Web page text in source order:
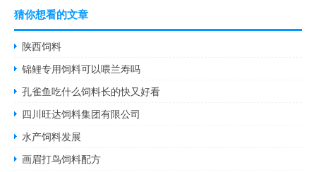
猜你想看的文章
陕西饲料
锦鲤专用饲料可以喂兰寿吗
孔雀鱼吃什么饲料长的快又好看
四川旺达饲料集团有限公司
水产饲料发展
画眉打鸟饲料配方